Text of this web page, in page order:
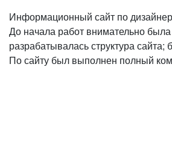
Информационный сайт по
До начала работ внимательно
разрабатывалась структура
По сайту был выполнен полный